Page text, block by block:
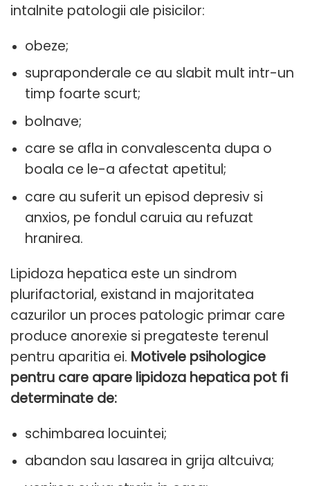
intalnite patologii ale pisicilor:
obeze;
supraponderale ce au slabit mult intr-un
timp foarte scurt;
bolnave;
care se afla in convalescenta dupa o
boala ce le-a afectat apetitul;
care au suferit un episod depresiv si
anxios, pe fondul caruia au refuzat
hranirea.
Lipidoza hepatica este un sindrom
plurifactorial, existand in majoritatea
cazurilor un proces patologic primar care
produce anorexie si pregateste terenul
pentru aparitia ei. Motivele psihologice
pentru care apare lipidoza hepatica pot fi
determinate de:
schimbarea locuintei;
abandon sau lasarea in grija altcuiva;